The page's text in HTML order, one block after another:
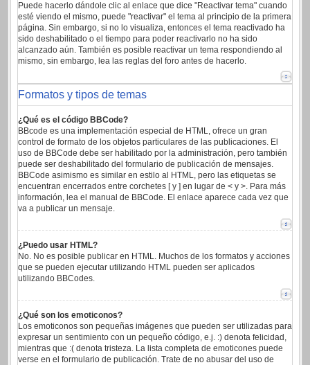
Puede hacerlo dándole clic al enlace que dice "Reactivar tema" cuando
esté viendo el mismo, puede "reactivar" el tema al principio de la primera
página. Sin embargo, si no lo visualiza, entonces el tema reactivado ha
sido deshabilitado o el tiempo para poder reactivarlo no ha sido
alcanzado aún. También es posible reactivar un tema respondiendo al
mismo, sin embargo, lea las reglas del foro antes de hacerlo.
Formatos y tipos de temas
¿Qué es el código BBCode?
BBcode es una implementación especial de HTML, ofrece un gran
control de formato de los objetos particulares de las publicaciones. El
uso de BBCode debe ser habilitado por la administración, pero también
puede ser deshabilitado del formulario de publicación de mensajes.
BBCode asimismo es similar en estilo al HTML, pero las etiquetas se
encuentran encerrados entre corchetes [ y ] en lugar de < y >. Para más
información, lea el manual de BBCode. El enlace aparece cada vez que
va a publicar un mensaje.
¿Puedo usar HTML?
No. No es posible publicar en HTML. Muchos de los formatos y acciones
que se pueden ejecutar utilizando HTML pueden ser aplicados
utilizando BBCodes.
¿Qué son los emoticonos?
Los emoticonos son pequeñas imágenes que pueden ser utilizadas para
expresar un sentimiento con un pequeño código, e.j. :) denota felicidad,
mientras que :( denota tristeza. La lista completa de emoticones puede
verse en el formulario de publicación. Trate de no abusar del uso de